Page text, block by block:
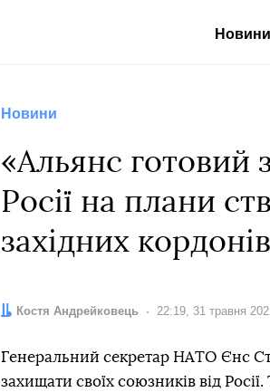
Новини
Новини
«Альянс готовий
Росії на плани
західних кордонів
Автор:
Костя Андрейковець Дата:
22:19, 31 травня
Генеральний секретар НАТО Єнс
захищати своїх союзників від